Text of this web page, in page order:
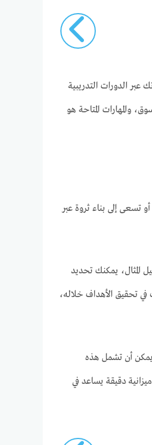
عبر الدورات التدريبية
والمهارات المتاحة هو
إلى بناء ثروة عبر
المثال، يمكنك تحديد
ترغب في تحقيق الأهداف خلاله،
يمكن أن تشمل هذه
دقيقة يساعد في